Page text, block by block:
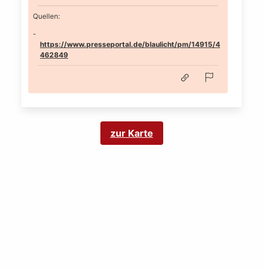
Quellen:
https://www.presseportal.de/blaulicht/pm/14915/4
462849
zur Karte